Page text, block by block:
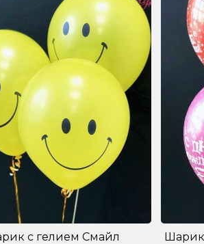
с гелием Смайл